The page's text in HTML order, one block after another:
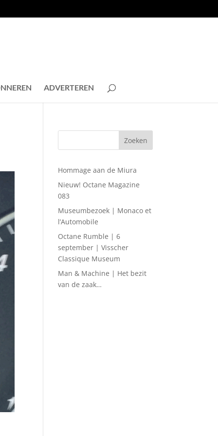
ADVERTEREN
Hommage aan de Miura
Nieuw! Octane Magazine
083
Museumbezoek | Monaco et
l’Automobile
Octane Rumble | 6
september | Visscher
Classique Museum
Man & Machine | Het bezit
van de zaak…